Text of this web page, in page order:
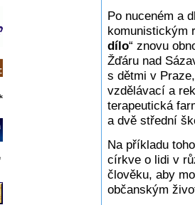
Po nuceném a
komunistickým
dílo“ znovu
Žďáru nad
s dětmi v
vzdělávací a
terapeutická
a dvě střední
Na příkladu
církve o lidi v
člověku, aby
občanským